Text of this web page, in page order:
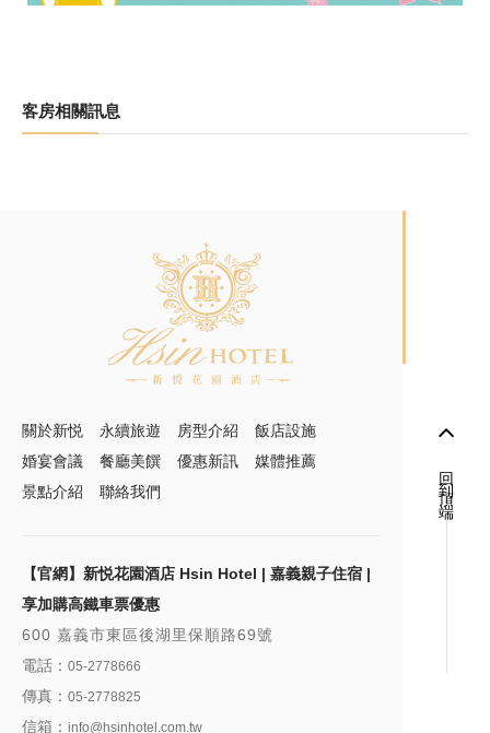
客房相關訊息
回到頂端
關於新悦 永續旅遊 房型介紹
飯店設施
婚宴會議
餐廳美饌 優惠新訊
媒體推薦
景點介紹
聯絡我們
【官網】新悦花園酒店 Hsin Hotel | 嘉義親子住宿 |
享加購高鐵車票優惠
600 嘉義市東區後湖里保順路69號
電話： 05-2778666
傳真： 05-2778825
信箱： info@hsinhotel.com.tw